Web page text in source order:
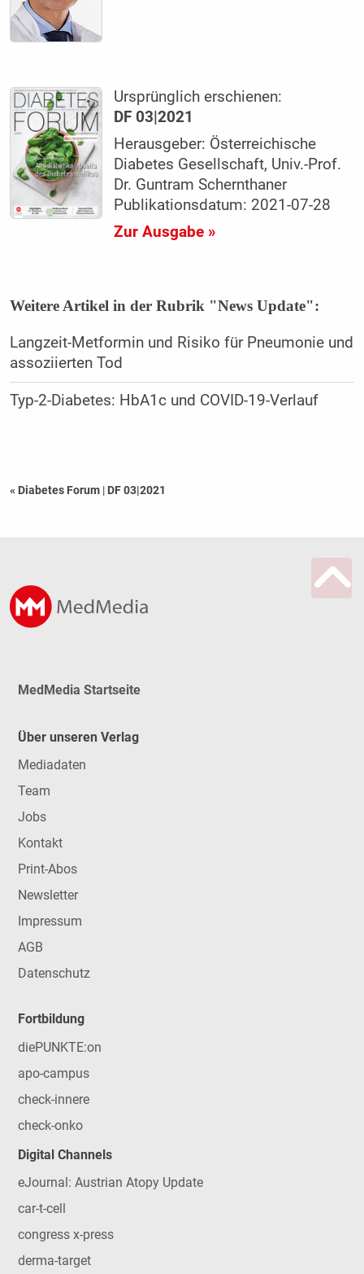
Ursprünglich erschienen:
DF 03|2021
Herausgeber: Österreichische
Diabetes Gesellschaft, Univ.-Prof.
Dr. Guntram Schernthaner
Publikationsdatum: 2021-07-28
Zur Ausgabe »
Weitere Artikel in der Rubrik "News Update":
Langzeit-Metformin und Risiko für Pneumonie und
assoziierten Tod
Typ-2-Diabetes: HbA1c und COVID-19-Verlauf
« Diabetes Forum | DF 03|2021
MedMedia Startseite
Über unseren Verlag
Mediadaten
Team
Jobs
Kontakt
Print-Abos
Newsletter
Impressum
AGB
Datenschutz
Fortbildung
diePUNKTE:on
apo-campus
check-innere
check-onko
Digital Channels
eJournal: Austrian Atopy Update
car-t-cell
congress x-press
derma-target